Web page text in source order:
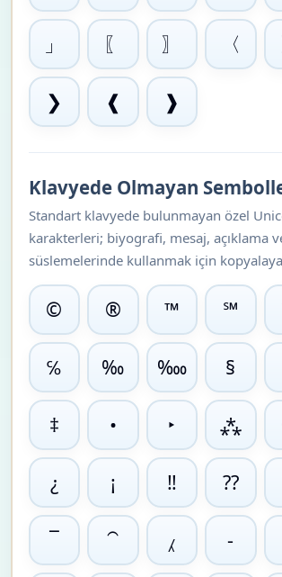
」 〖 〗 〈
❯ ❰ ❱
Klavyede Olmayan
Standart klavyede bulunmayan özel
karakterleri; biyografi, mesaj, açıklama
süslemelerinde kullanmak için
© ® ™ ℠
℅ ‰ ‱ §
‡ • ‣ ⁂
¿ ¡ ‼ ⁇
‾ ⁀ ⁁ ⁃